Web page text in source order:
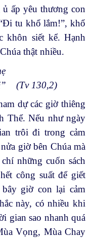
ấp yêu thương con
tu khổ lắm!”, khổ
khôn siết kể. Hạnh
thật nhiều.
(Tv 130,2)
dự các giờ thiêng
Thể. Nếu như ngày
trôi đi trong cảm
giờ bên Chúa mà
những cuốn sách
công suất để giết
giờ con lại cảm
này, có nhiều khi
gian sao nhanh quá
Vọng, Mùa Chay